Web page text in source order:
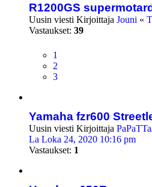
R1200GS
Uusin viesti Kirjoittaja Jouni «
Vastaukset: 39
1
2
3
Yamaha fzr600
Uusin viesti Kirjoittaja
La Loka 24, 2020 10:16 pm
Vastaukset: 1